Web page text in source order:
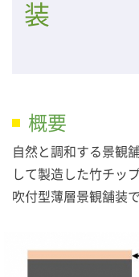
装
概要
自然と調和する景観
して製造した竹チッ
吹付型薄層景観舗装